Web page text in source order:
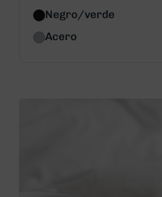
Negro/verde
Acero